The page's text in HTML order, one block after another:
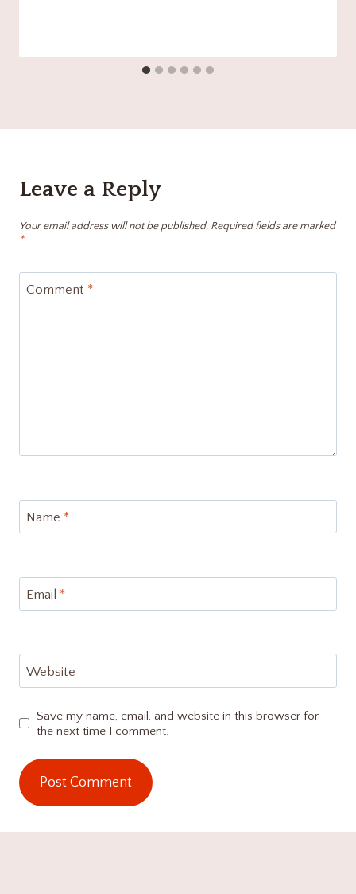
Leave a Reply
Your email address will not be published. Required fields are marked
*
Comment *
Name *
Email *
Website
Save my name, email, and website in this browser for
the next time I comment.